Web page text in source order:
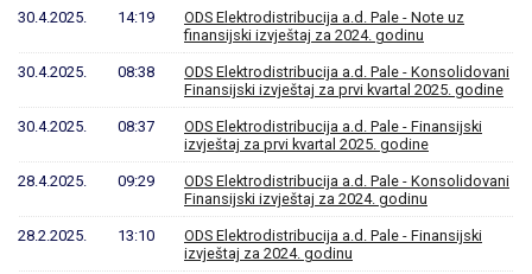
30.4.2025. 14:19
ODS Elektrodistribucija a.d. Pale - Note uz
finansijski izvještaj za 2024. godinu
30.4.2025. 08:38
ODS Elektrodistribucija a.d. Pale - Konsolidovani
Finansijski izvještaj za prvi kvartal 2025. godine
30.4.2025. 08:37
ODS Elektrodistribucija a.d. Pale - Finansijski
izvještaj za prvi kvartal 2025. godine
28.4.2025. 09:29
ODS Elektrodistribucija a.d. Pale - Konsolidovani
Finansijski izvještaj za 2024. godinu
28.2.2025. 13:10
ODS Elektrodistribucija a.d. Pale - Finansijski
izvještaj za 2024. godinu